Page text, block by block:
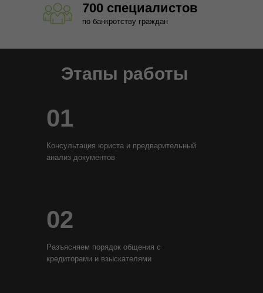
по банкротству граждан
700 специалистов
Этапы работы
01
Консультация юриста и предварительный
анализ документов
02
Разъясняем порядок общения с
кредиторами и взыскателями